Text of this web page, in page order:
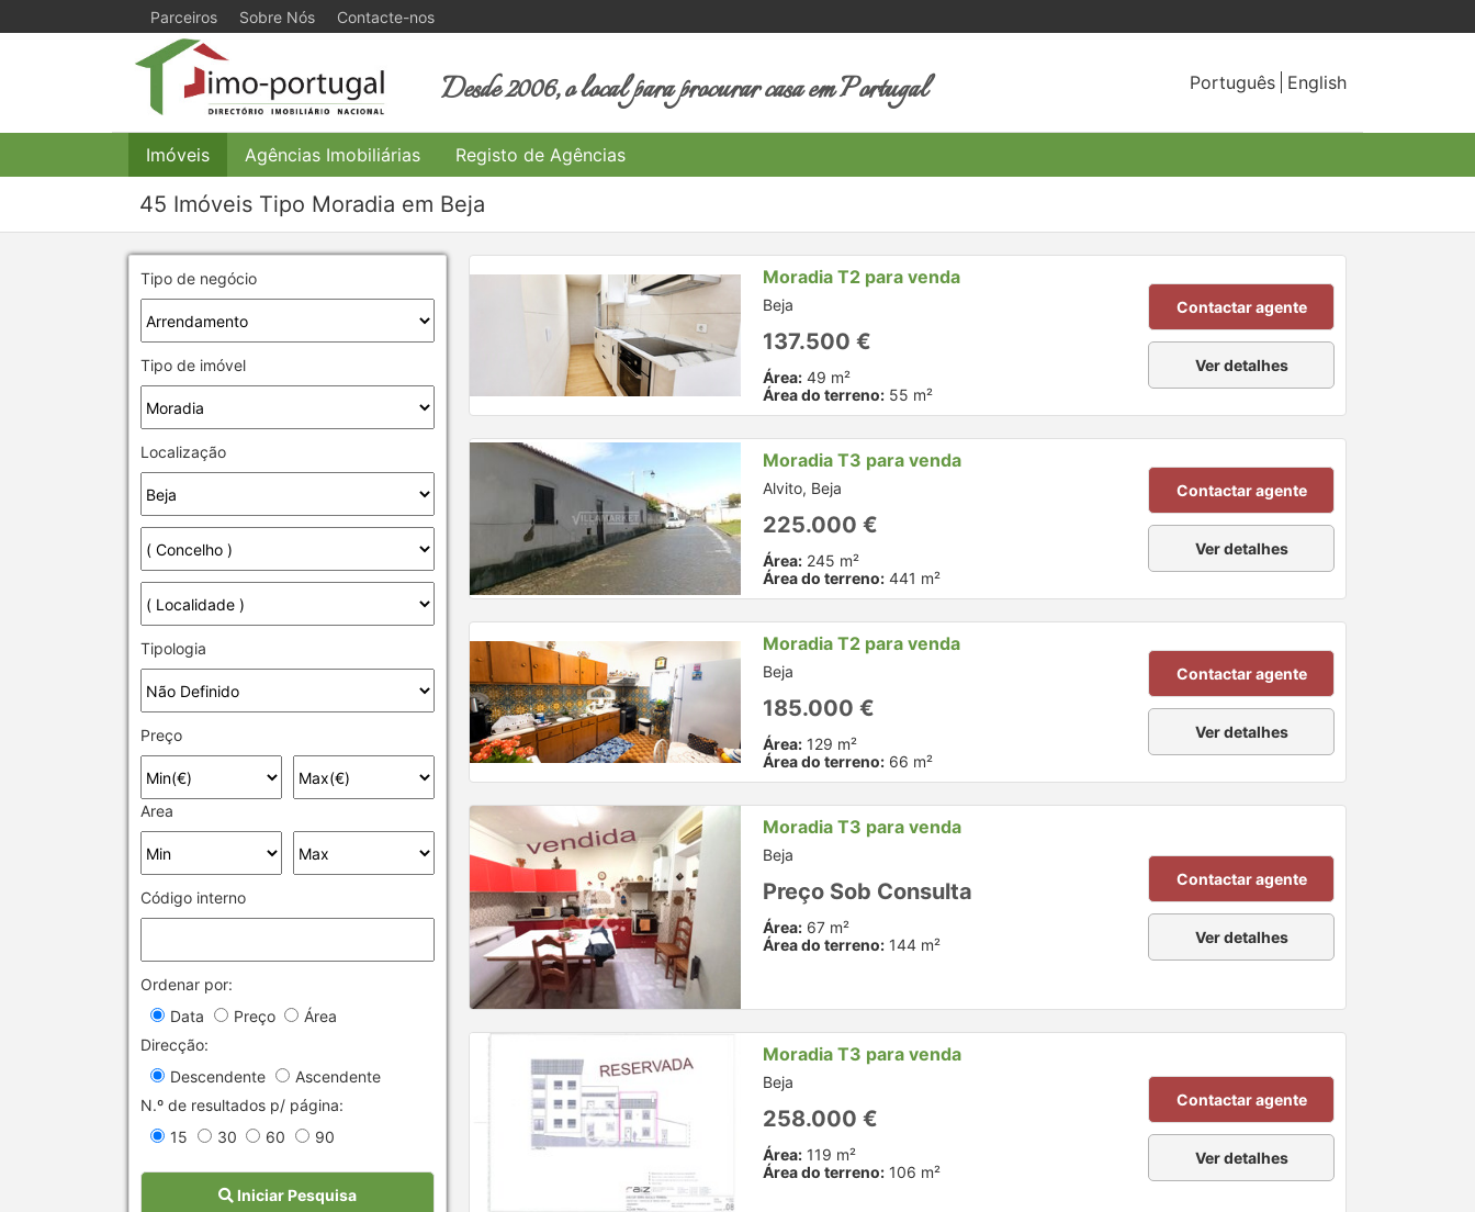
Parceiros Sobre Nós Contacte-nos
Desde 2006, o local para procurar casa em Portugal Português English
Imóveis Agências Imobiliárias Registo de Agências
45 Imóveis Tipo Moradia em Beja
Tipo de negócio
Tipo de imóvel
Localização
Tipologia
Preço
Area
Código interno
Ordenar por:
Data
Preço
Área
Direcção:
Descendente
Ascendente
N.º de resultados p/ página:
15
30 60 90
Iniciar Pesquisa
Moradia T2 para venda
Beja
137.500 €
Área: 49 m²
Área do terreno: 55 m²
Contactar agente
Ver detalhes
Moradia T3 para venda
Alvito, Beja
225.000 €
Área: 245 m²
Área do terreno: 441 m²
Contactar agente
Ver detalhes
Moradia T2 para venda
Beja
185.000 €
Área: 129 m²
Área do terreno: 66 m²
Contactar agente
Ver detalhes
Moradia T3 para venda
Beja
Preço Sob Consulta
Área: 67 m²
Área do terreno: 144 m²
Contactar agente
Ver detalhes
Moradia T3 para venda
Beja
258.000 €
Área: 119 m²
Área do terreno: 106 m²
Contactar agente
Ver detalhes